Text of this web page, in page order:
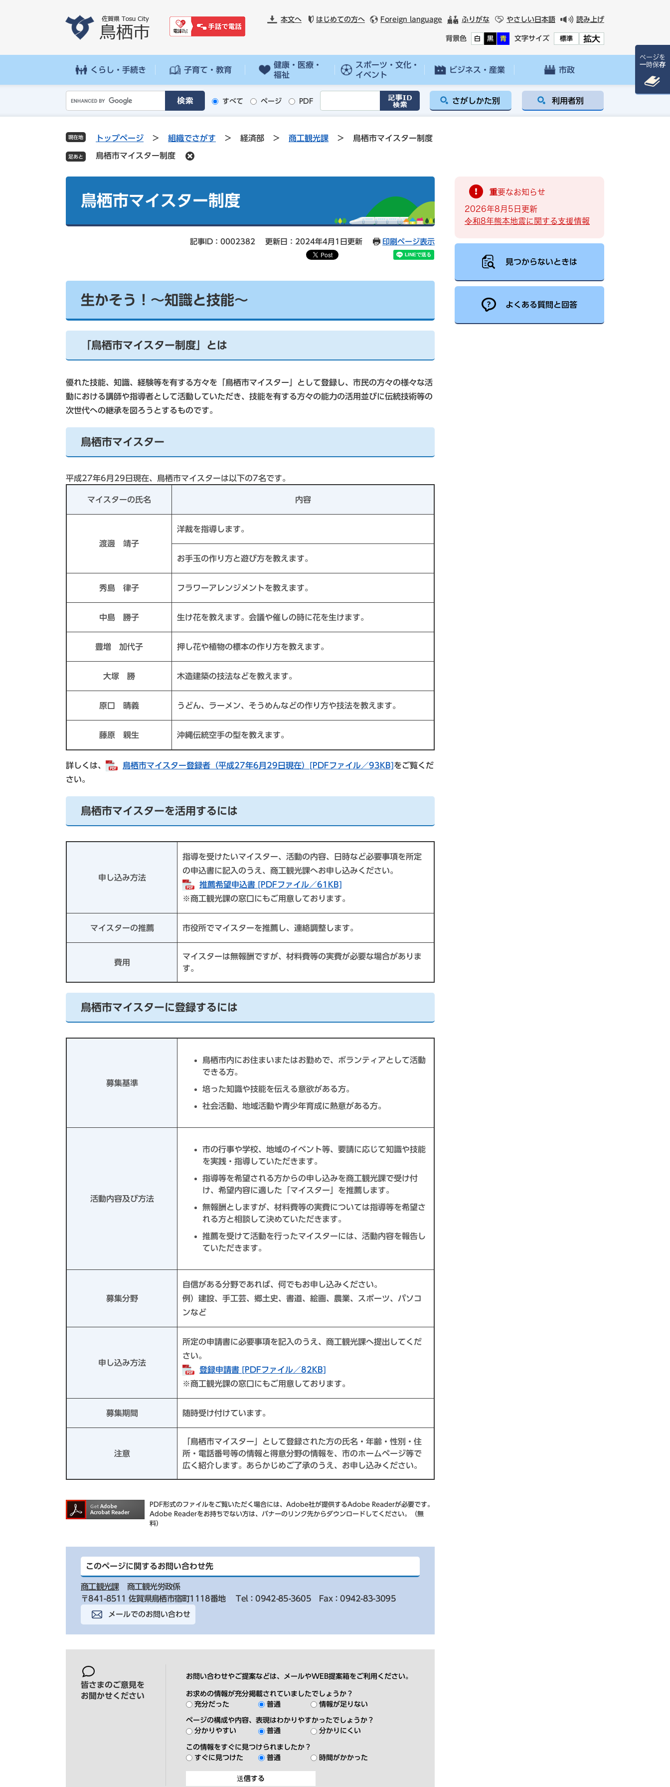
先
を
本文へ はじめての方へ Foreign language ふりがな やさしい日本語 読み上げ
背景色 白 黒 青 文字サイズ 標準 拡大
くらし・手続き 子育て・教育
健康・医療・
福祉
スポーツ・文化・
イベント
ビジネス・産業 市政
o
g
l
e
ス
索
すべて ページ PDF さがしかた別 利用者別
現在地 トップページ > 組織でさがす > 経済部 > 商工観光課 > 鳥栖市マイスター制度
鳥栖市マイスター制度
鳥栖市マイスター制度
記事ID：0002382 更新日：2024年4月1日更新 印刷ページ表示
生かそう！～知識と技能～
「鳥栖市マイスター制度」とは
優れた技能、知識、経験等を有する方々を「鳥栖市マイスター」として登録し、市民の方々の様々な活
動における講師や指導者として活動していただき、技能を有する方々の能力の活用並びに伝統技術等の
次世代への継承を図ろうとするものです。
鳥栖市マイスター
平成27年6月29日現在、鳥栖市マイスターは以下の7名です。
マイスターの氏名 内容
渡邊 靖子
洋裁を指導します。
お手玉の作り方と遊び方を教えます。
秀島 律子 フラワーアレンジメントを教えます。
中島 勝子 生け花を教えます。会議や催しの時に花を生けます。
豊増 加代子 押し花や植物の標本の作り方を教えます。
大塚 勝 木造建築の技法などを教えます。
原口 晴義 うどん、ラーメン、そうめんなどの作り方や技法を教えます。
藤原 親生 沖縄伝統空手の型を教えます。
詳しくは、 鳥栖市マイスター登録者（平成27年6月29日現在）[PDFファイル／93KB] をご覧くだ
さい。
鳥栖市マイスターを活用するには
申し込み方法
指導を受けたいマイスター、活動の内容、日時など必要事項を所定
の申込書に記入のうえ、商工観光課へお申し込みください。
推薦希望申込書 [PDFファイル／61KB]
※商工観光課の窓口にもご用意しております。
マイスターの推薦 市役所でマイスターを推薦し、連絡調整します。
費用
マイスターは無報酬ですが、材料費等の実費が必要な場合がありま
す。
鳥栖市マイスターに登録するには
募集基準
鳥栖市内にお住まいまたはお勤めで、ボランティアとして活動
できる方。
培った知識や技能を伝える意欲がある方。
社会活動、地域活動や青少年育成に熱意がある方。
活動内容及び方法
市の行事や学校、地域のイベント等、要請に応じて知識や技能
を実践・指導していただきます。
指導等を希望される方からの申し込みを商工観光課で受け付
け、希望内容に適した「マイスター」を推薦します。
無報酬としますが、材料費等の実費については指導等を希望さ
れる方と相談して決めていただきます。
推薦を受けて活動を行ったマイスターには、活動内容を報告し
ていただきます。
募集分野
自信がある分野であれば、何でもお申し込みください。
例）建設、手工芸、郷土史、書道、絵画、農業、スポーツ、パソコ
ンなど
申し込み方法
所定の申請書に必要事項を記入のうえ、商工観光課へ提出してくだ
さい。
登録申請書 [PDFファイル／82KB]
※商工観光課の窓口にもご用意しております。
募集期間 随時受け付けています。
注意
「鳥栖市マイスター」として登録された方の氏名・年齢・性別・住
所・電話番号等の情報と得意分野の情報を、市のホームページ等で
広く紹介します。あらかじめご了承のうえ、お申し込みください。
PDF形式のファイルをご覧いただく場合には、Adobe社が提供するAdobe Readerが必要です。
Adobe Readerをお持ちでない方は、バナーのリンク先からダウンロードしてください。（無
料）
このページに関するお問い合わせ先
商工観光課
商工観光労政係
〒841-8511 佐賀県鳥栖市宿町1118番地
Tel：0942-85-3605 Fax：0942-83-3095
メールでのお問い合わせ
皆さまのご意見を
お聞かせください
お問い合わせやご提案などは、メールやWEB提案箱をご利用ください。
お求めの情報が充分掲載されていましたでしょうか？
充分だった
普通 情報が足りない
ページの構成や内容、表現はわかりやすかったでしょうか？
分かりやすい
普通 分かりにくい
この情報をすぐに見つけられましたか？
すぐに見つけた
普通 時間がかかった
重要なお知らせ
2026年8月5日更新
令和8年熊本地震に関する支援情報
見つからないときは
よくある質問と回答
ページを
一時保存